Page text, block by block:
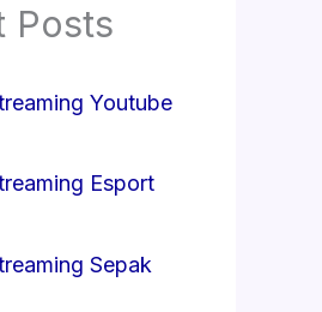
Posts
Youtube
Esport
Sepak